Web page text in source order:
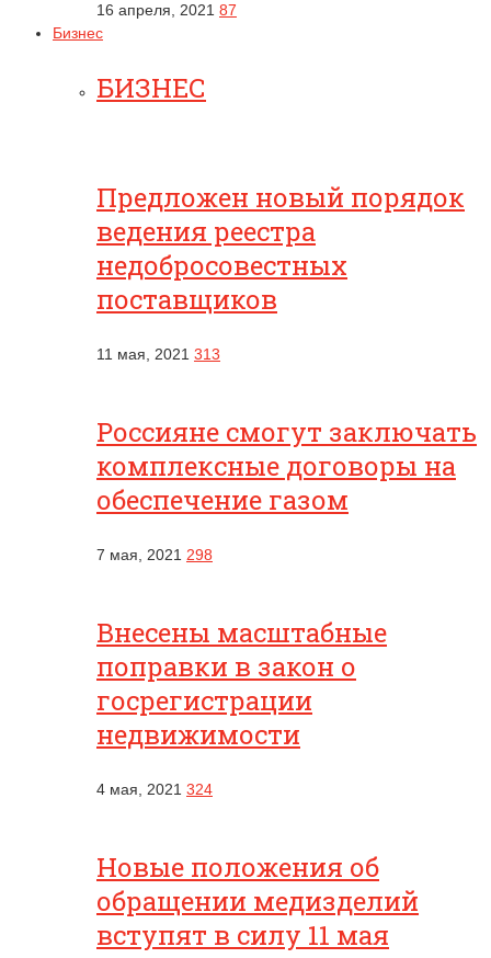
16 апреля, 2021 87
Бизнес
БИЗНЕС
Предложен новый порядок
ведения реестра
недобросовестных
поставщиков
11 мая, 2021 313
Россияне смогут заключать
комплексные договоры на
обеспечение газом
7 мая, 2021 298
Внесены масштабные
поправки в закон о
госрегистрации
недвижимости
4 мая, 2021 324
Новые положения об
обращении медизделий
вступят в силу 11 мая